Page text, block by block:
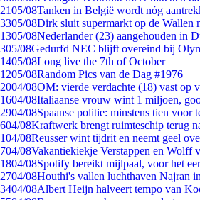
2105/08Tanken in België wordt nóg
3305/08Dirk sluit supermarkt op de Wallen
1305/08Nederlander (23) aangehouden in
305/08Gedurfd NEC blijft overeind bij
1405/08Long live the 7th of October
1205/08Random Pics van de Dag #1976
2004/08OM: vierde verdachte (18) vast op
1604/08Italiaanse vrouw wint 1 miljoen,
2904/08Spaanse politie: minstens tien voor
604/08Kraftwerk brengt ruimteschip terug
104/08Reusser wint tijdrit en neemt geel
704/08Vakantiekiekje Verstappen en Wolff
1804/08Spotify bereikt mijlpaal, voor het
2704/08Houthi's vallen luchthaven Najran
3404/08Albert Heijn halveert tempo van